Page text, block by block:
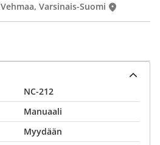
Vehmaa, Varsinais-Suomi
NC-212
Manuaali
Myydään